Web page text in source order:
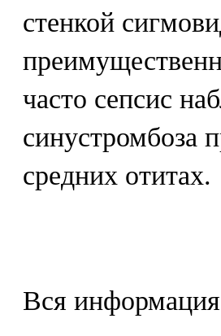
стенкой
часто сепсис
синустромбоза
средних отитах.
Вся информация